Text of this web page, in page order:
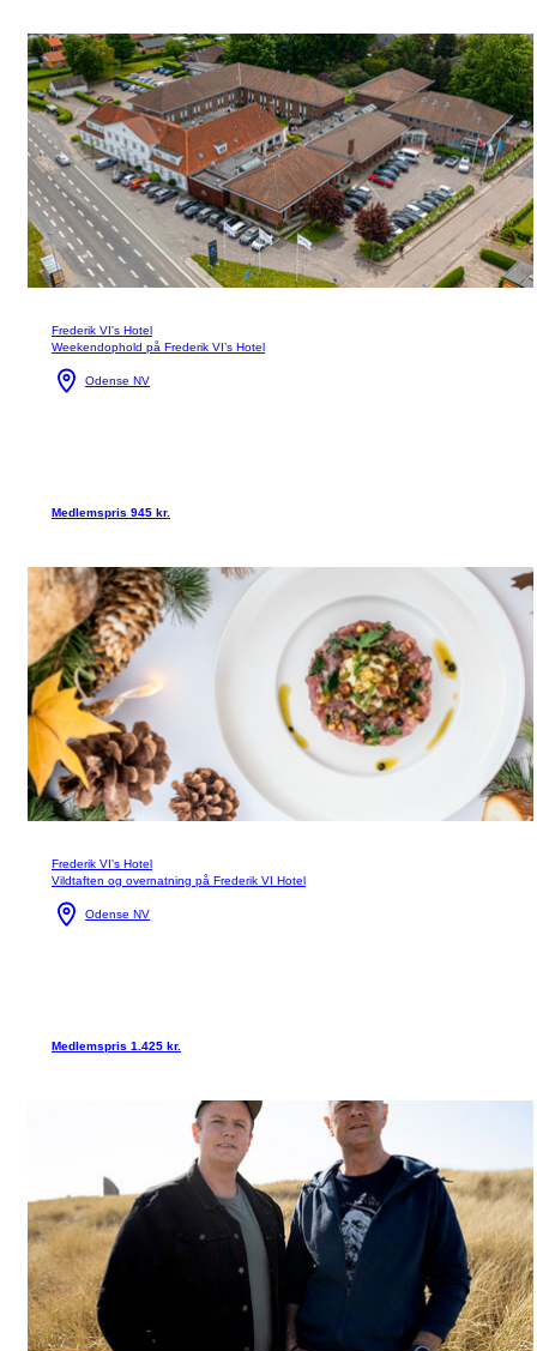
Frederik VI's Hotel
Weekendophold på Frederik VI’s Hotel
Odense NV
Medlemspris 945 kr.
Frederik VI's Hotel
Vildtaften og overnatning på Frederik VI Hotel
Odense NV
Medlemspris 1.425 kr.